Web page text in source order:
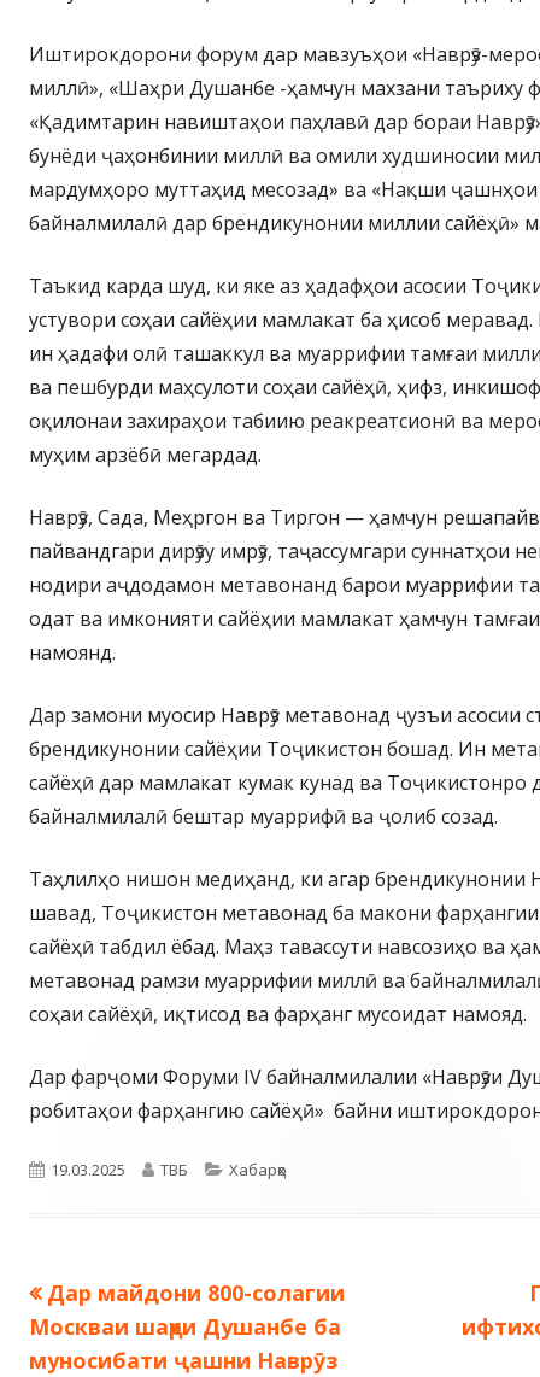
Иштирокдорони форум дар мавзуъҳои «Наврӯз-
миллӣ», «Шаҳри Душанбе -ҳамчун махзани таъриху
«Қадимтарин навиштаҳои паҳлавӣ дар бораи
бунёди ҷаҳонбинии миллӣ ва омили худшиносии
мардумҳоро муттаҳид месозад» ва «Нақши ҷашнҳои
байналмилалӣ дар брендикунонии миллии сайёҳӣ»
Таъкид карда шуд, ки яке аз ҳадафҳои асосии
устувори соҳаи сайёҳии мамлакат ба ҳисоб
ин ҳадафи олӣ ташаккул ва муаррифии тамғаи
ва пешбурди маҳсулоти соҳаи сайёҳӣ, ҳифз,
оқилонаи захираҳои табиию реакреатсионӣ ва
муҳим арзёбӣ мегардад.
Наврӯз, Сада, Меҳргон ва Тиргон — ҳамчун
пайвандгари дирӯзу имрӯз, таҷассумгари суннатҳои
нодири аҷдодамон метавонанд барои муаррифии
одат ва имконияти сайёҳии мамлакат ҳамчун
намоянд.
Дар замони муосир Наврӯз метавонад ҷузъи асосии
брендикунонии сайёҳии Тоҷикистон бошад. Ин
сайёҳӣ дар мамлакат кумак кунад ва Тоҷикистонро
байналмилалӣ бештар муаррифӣ ва ҷолиб созад.
Таҳлилҳо нишон медиҳанд, ки агар брендикунонии
шавад, Тоҷикистон метавонад ба макони
сайёҳӣ табдил ёбад. Маҳз тавассути навсозиҳо ва
метавонад рамзи муаррифии миллӣ ва
соҳаи сайёҳӣ, иқтисод ва фарҳанг мусоидат намояд.
Дар фарҷоми Форуми IV байналмилалии «Наврӯзи
робитаҳои фарҳангию сайёҳӣ» байни
Опубликовано
19.03.2025 Автор
ТВБ Рубрики
Хабарҳо
Навигация
по
Предыдущая
запись:
Дар майдони 800-солагии
Москваи шаҳри Душанбе ба
муносибати ҷашни Наврӯз